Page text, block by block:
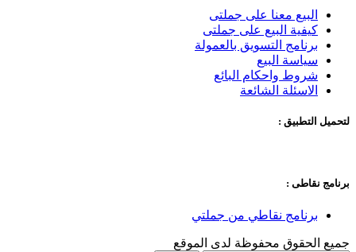
البيع معنا على جملتى
كيفية البيع على جملتى
برنامج التسويق بالعمولة
سياسة البيع
شروط واحكام البائع
الاسئلة الشائعة
لتحميل التطبيق :
برنامج نقاطى :
برنامج نقاطي من جملتي
جميع الحقوق محفوظة لدى الموقع